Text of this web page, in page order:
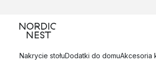
Nakrycie stołuDodatki do domuAkcesoria